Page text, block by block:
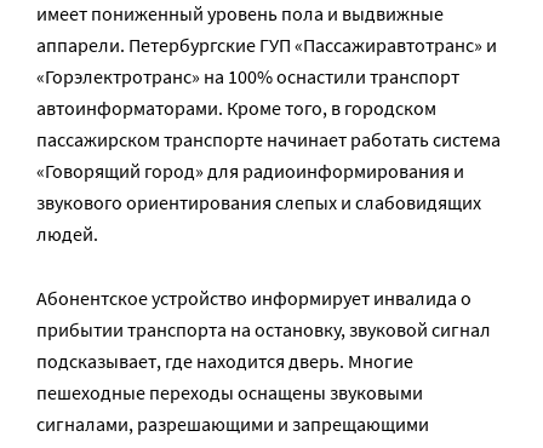
имеет пониженный уровень пола и выдвижные
аппарели. Петербургские ГУП «Пассажиравтотранс» и
«Горэлектротранс» на 100% оснастили транспорт
автоинформаторами. Кроме того, в городском
пассажирском транспорте начинает работать система
«Говорящий город» для радиоинформирования и
звукового ориентирования слепых и слабовидящих
людей.
Абонентское устройство информирует инвалида о
прибытии транспорта на остановку, звуковой сигнал
подсказывает, где находится дверь. Многие
пешеходные переходы оснащены звуковыми
сигналами, разрешающими и запрещающими